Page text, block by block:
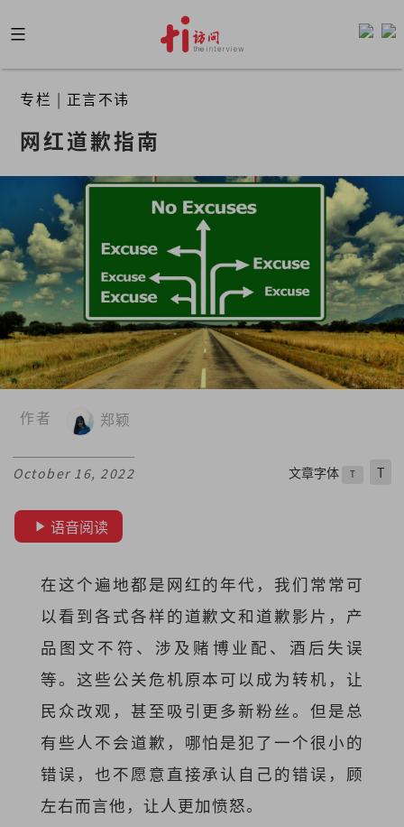
to
content
专栏 | 正言不讳
网红道歉指南
作者 郑颖
October 16, 2022 文章字体 T T
语音阅读
在这个遍地都是网红的年代，我们常常可
以看到各式各样的道歉文和道歉影片，产
品图文不符、涉及赌博业配、酒后失误
等。这些公关危机原本可以成为转机，让
民众改观，甚至吸引更多新粉丝。但是总
有些人不会道歉，哪怕是犯了一个很小的
错误，也不愿意直接承认自己的错误，顾
左右而言他，让人更加愤怒。